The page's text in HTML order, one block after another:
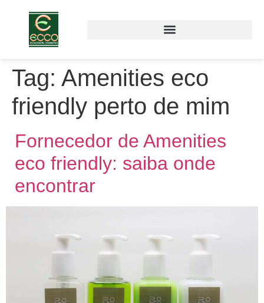
Tag: Amenities eco
friendly perto de mim
Fornecedor de Amenities
eco friendly: saiba onde
encontrar